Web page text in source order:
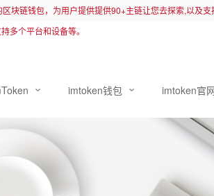
块链钱包，为用户提供提供90+主链让您去探索,以及
多个平台和设备等。
imtoken钱包 imtoken官